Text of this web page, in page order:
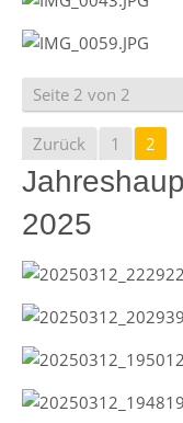
Seite 2 von 2
Zurück 1 2
2025